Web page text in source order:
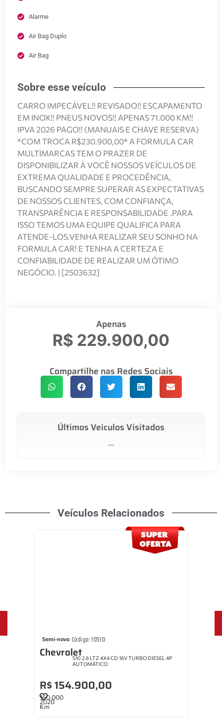
Alarme
Air Bag Duplo
Air Bag
Sobre esse veículo
CARRO IMPECÁVEL!! REVISADO!! ESCAPAMENTO
EM INOX!! PNEUS NOVOS!! APENAS 71.000 KM!!
IPVA 2026 PAGO!! (MANUAIS E CHAVE RESERVA)
*COM TROCA R$230.900,00* A FORMULA CAR
MULTIMARCAS TEM O PRAZER DE
DISPONIBILIZAR À VOCÊ NOSSOS VEÍCULOS DE
EXTREMA QUALIDADE E PROCEDÊNCIA,
BUSCANDO SEMPRE SUPERAR AS EXPECTATIVAS
DE NOSSOS CLIENTES, COM CONFIANÇA,
TRANSPARÊNCIA E RESPONSABILIDADE .PARA
ISSO TEMOS UMA EQUIPE QUALIFICA PARA
ATENDE-LOS.VENHA REALIZAR SEU SONHO NA
FORMULA CAR! E TENHA A CERTEZA E
CONFIABILIDADE DE REALIZAR UM ÓTIMO
NEGÓCIO. | [2503632]
Apenas
R$ 229.900,00
Compartilhe nas Redes Sociais
Últimos Veículos Visitados
...
Veículos Relacionados
Semi-novo Código: 10291
ChevroletOnixONIX 1.0 LTZ 12V TURBO FLEX 4P
MANUAL
R$ 76.900,00
2023
26.000
Km